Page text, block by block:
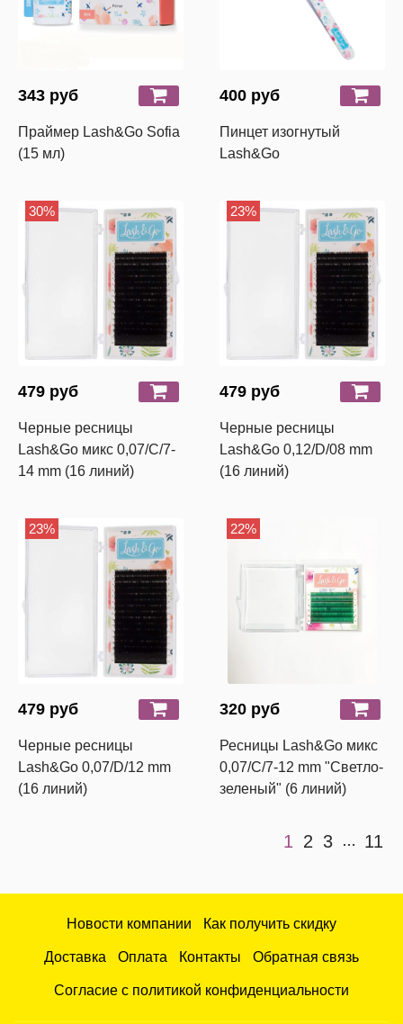
343 руб
Праймер Lash&Go Sofia
(15 мл)
400 руб
Пинцет изогнутый
Lash&Go
30%
479 руб
Черные ресницы
Lash&Go микс 0,07/C/7-
14 mm (16 линий)
23%
479 руб
Черные ресницы
Lash&Go 0,12/D/08 mm
(16 линий)
23%
479 руб
Черные ресницы
Lash&Go 0,07/D/12 mm
(16 линий)
22%
320 руб
Ресницы Lash&Go микс
0,07/С/7-12 mm "Светло-
зеленый" (6 линий)
1 2 3 … 11
Новости компании Как получить скидку
Доставка Оплата Контакты Обратная связь
Согласие с политикой конфиденциальности